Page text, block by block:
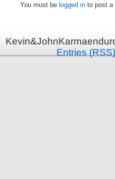
You must be logged in to post a
Entries (RSS)